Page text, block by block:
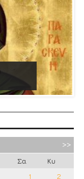
Σα
Κυ
1
2